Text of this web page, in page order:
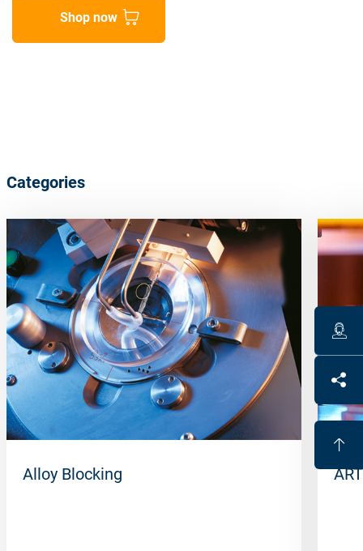
Shop now
Categories
Alloy Blocking